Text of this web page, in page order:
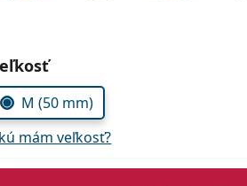
parametre
M (50 mm)
mám veľkosť?